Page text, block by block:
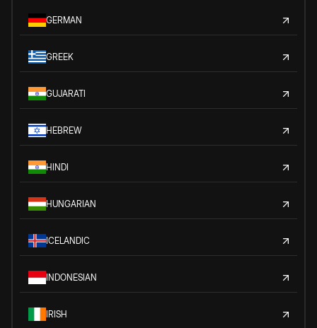
GERMAN
GREEK
GUJARATI
HEBREW
HINDI
HUNGARIAN
ICELANDIC
INDONESIAN
IRISH